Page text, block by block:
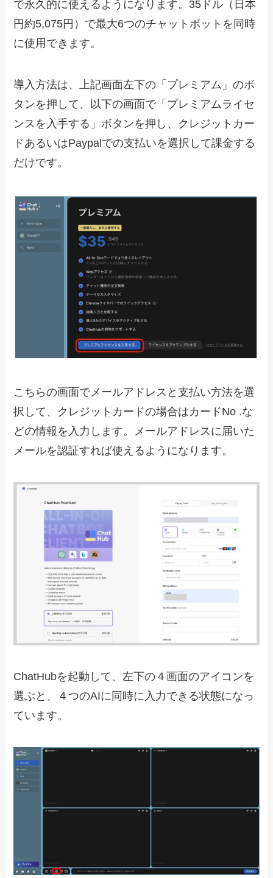
で永久的に使えるようになります。35ドル（日本
円約5,075円）で最大6つのチャットボットを同時
に使用できます。
導入方法は、上記画面左下の「プレミアム」のボ
タンを押して、以下の画面で「プレミアムライセ
ンスを入手する」ボタンを押し、クレジットカー
ドあるいはPaypalでの支払いを選択して課金する
だけです。
こちらの画面でメールアドレスと支払い方法を選
択して、クレジットカードの場合はカードNo .な
どの情報を入力します。メールアドレスに届いた
メールを認証すれば使えるようになります。
ChatHubを起動して、左下の４画面のアイコンを
選ぶと、４つのAIに同時に入力できる状態になっ
ています。